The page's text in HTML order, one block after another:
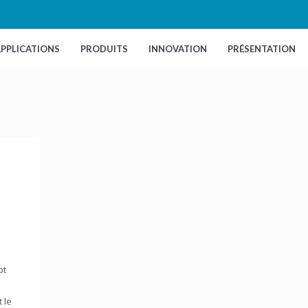
PRODUITS INNOVATION PRÉSENTATION
le